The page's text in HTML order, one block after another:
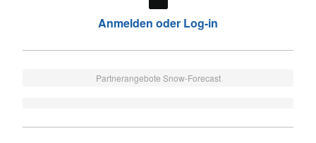
Anmelden oder Log-in
Partnerangebote Snow-Forecast